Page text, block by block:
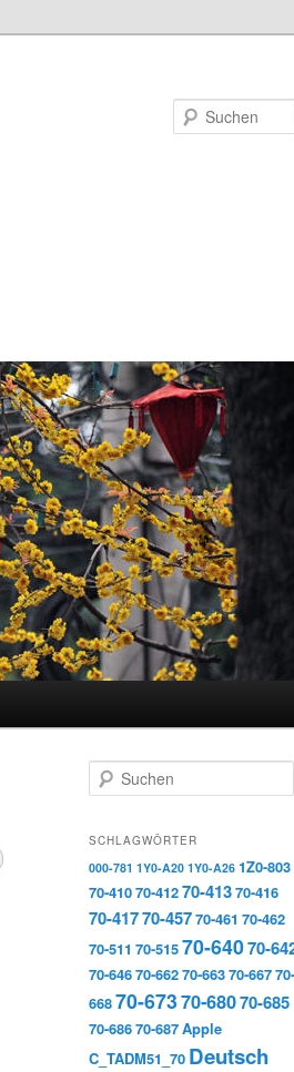
Suchen
SCHLAGWÖRTER
000-781 1Y0-A20 1Y0-A26 1Z0-803
70-41070-41270-41370-416
70-41770-45770-461 70-462
70-511 70-51570-64070-
70-64670-66270-66370-66770-
66870-67370-68070-685
70-68670-687Apple
C_TADM51_70 Deutsch